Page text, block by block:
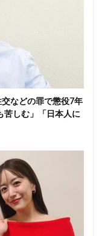
などの罪で懲役7年
苦しむ」「日本人に